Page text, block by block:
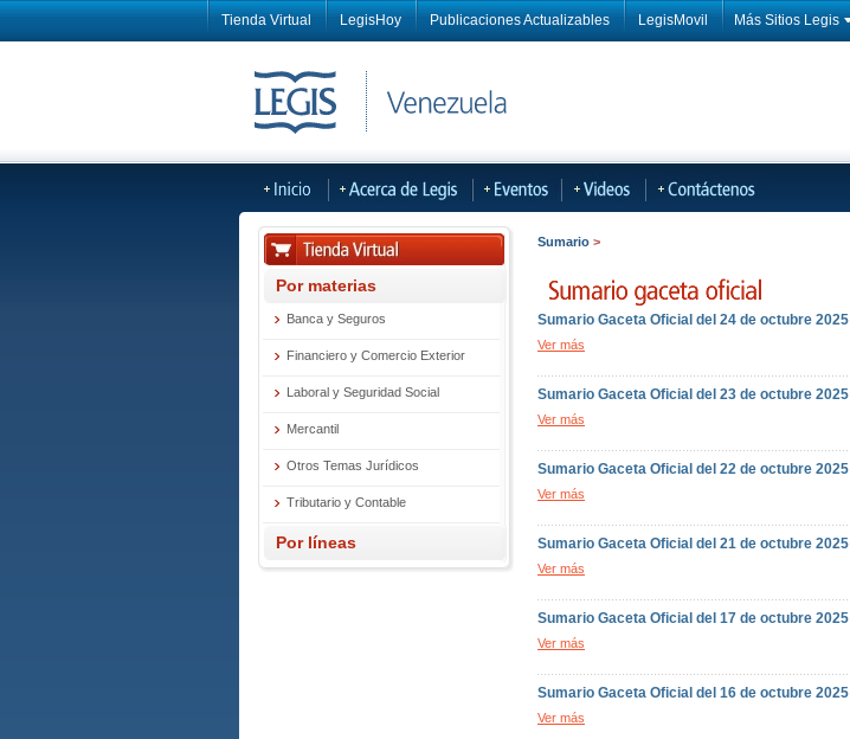
Tienda Virtual LegisHoy Publicaciones Actualizables LegisMovil Más Sitios Legis
Por materias
Banca y Seguros
Financiero y Comercio Exterior
Laboral y Seguridad Social
Mercantil
Otros Temas Jurídicos
Tributario y Contable
Por líneas
Sumario >
Sumario Gaceta Oficial del 24 de octubre 2025
Ver más
Sumario Gaceta Oficial del 23 de octubre 2025
Ver más
Sumario Gaceta Oficial del 22 de octubre 2025
Ver más
Sumario Gaceta Oficial del 21 de octubre 2025
Ver más
Sumario Gaceta Oficial del 17 de octubre 2025
Ver más
Sumario Gaceta Oficial del 16 de octubre 2025
Ver más